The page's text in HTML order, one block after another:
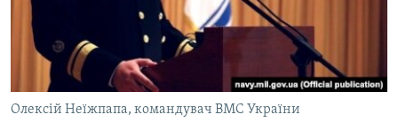
Олексій Неїжпапа, командувач ВМС України